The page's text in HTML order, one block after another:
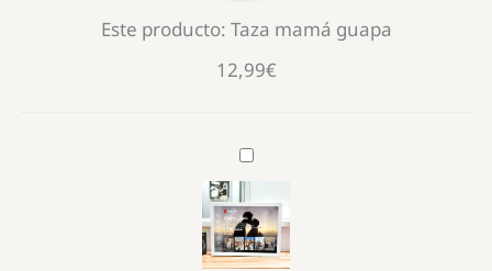
Este producto: Taza mamá guapa
12,99€
Cuadro
con
historia
Netflix